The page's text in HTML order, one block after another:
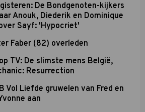
De Bondgenoten-kijkers
Anouk, Diederik en Dominique
Sayf: 'Hypocriet'
Faber (82) overleden
TV: De slimste mens België,
Resurrection
Vol Liefde gruwelen van Fred en
aan